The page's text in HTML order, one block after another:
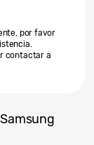
por favor
contactar a